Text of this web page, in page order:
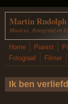
Overslaan en naar
Martin Rudolph
Musicus, Fotograaf en
Home Pianist
Fotograaf
Filmer
Ik ben